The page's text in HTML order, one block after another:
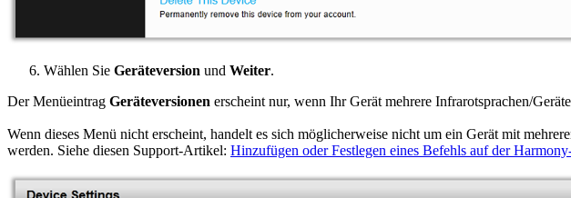
Wählen Sie Geräteversion und Weiter.
Der Menüeintrag Geräteversionen erscheint nur, wenn Ihr Gerät mehrere Infrarotsprachen/
Wenn dieses Menü nicht erscheint, handelt es sich möglicherweise nicht um ein Gerät mit
werden. Siehe diesen Support-Artikel: Hinzufügen oder Festlegen eines Befehls auf der